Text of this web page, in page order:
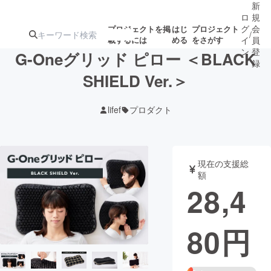
プロジェクトを掲
載するには
はじ
める
プロジェクト
をさがす
注目の新着プロ
ジェクト
ロジェクト
アート・写真 音楽
テクノロジー・ガジェット ゲーム・
映像・映画 書籍・雑誌
ビジネス・起業 チャレンジ
ロ
グ
イ
ン
/
新
規
会
員
登
録
G-Oneグリッド ピロー ＜BLACK
SHIELD Ver.＞
lifef プロダクト
現在の支援総
額
28,4
80円